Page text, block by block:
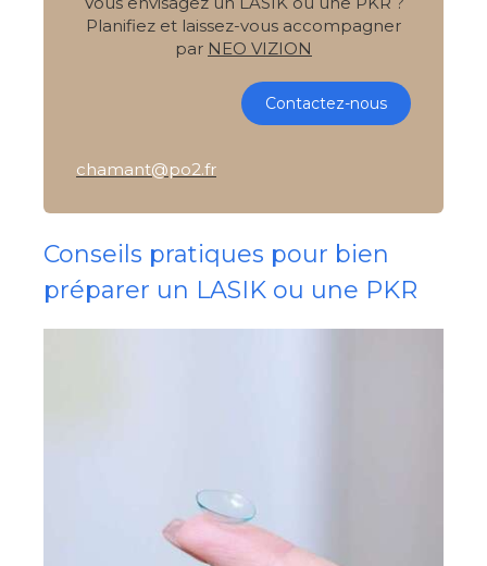
Planifiez et laissez-vous accompagner
par NEO VIZION
Contactez-nous
chamant@po2.fr
Conseils pratiques pour bien
préparer un LASIK ou une PKR